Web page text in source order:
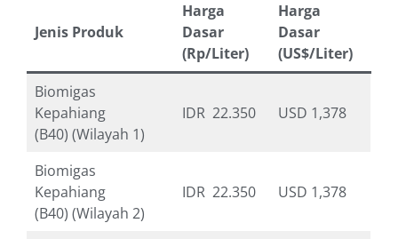
Jenis Produk
Harga
Dasar
(Rp/Liter)
Harga
Dasar
(US$/Liter)
Biomigas
Kepahiang
(B40) (Wilayah 1)
IDR 22.350 USD 1,378
Biomigas
Kepahiang
(B40) (Wilayah 2)
IDR 22.350 USD 1,378